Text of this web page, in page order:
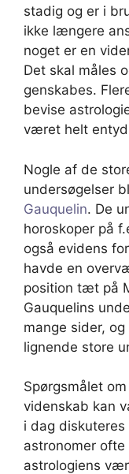
stadig og er i
ikke længere
noget er en
Det skal måles
genskabes.
bevise
været helt
Nogle af de
undersøgelser
Gauquelin. De
horoskoper på
også evidens
havde en
position tæt på
Gauquelins
mange sider,
lignende store
Spørgsmålet
videnskab kan
i dag
astronomer
astrologiens